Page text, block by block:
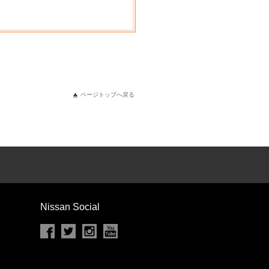
ページトップへ戻る
Nissan Social